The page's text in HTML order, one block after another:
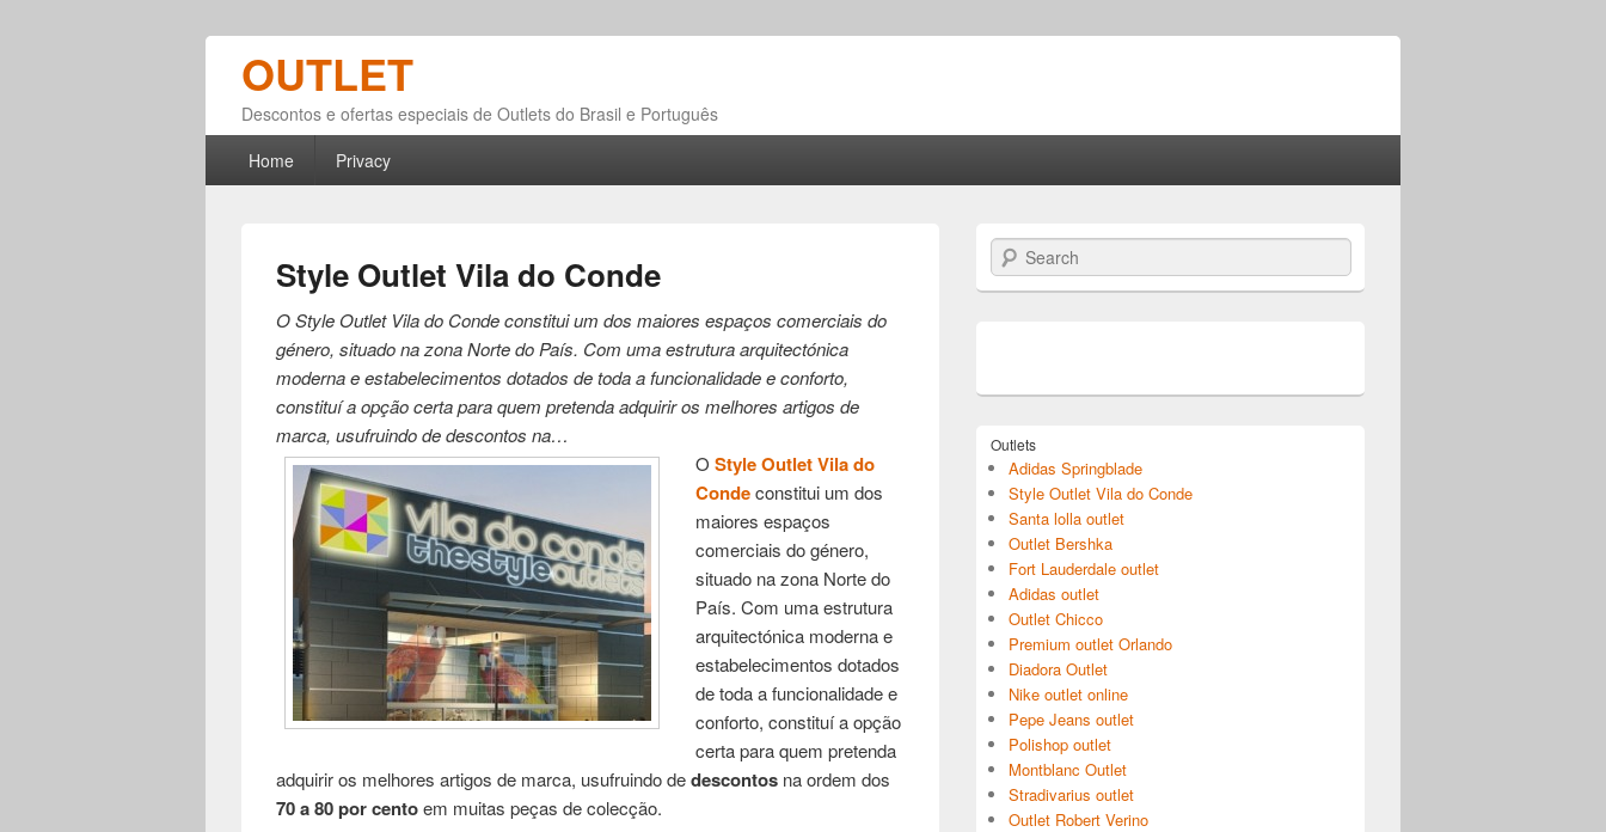
OUTLET
Descontos e ofertas especiais de Outlets do Brasil e Português
Primary menu
Skip to primary content
Skip to secondary content
Home Privacy
Style Outlet Vila do Conde
O Style Outlet Vila do Conde constitui um dos maiores espaços comerciais do
género, situado na zona Norte do País. Com uma estrutura arquitectónica
moderna e estabelecimentos dotados de toda a funcionalidade e conforto,
constituí a opção certa para quem pretenda adquirir os melhores artigos de
marca, usufruindo de descontos na…
O Style Outlet Vila do
Condeconstitui um dos
maiores espaços
comerciais do género,
situado na zona Norte do
País. Com uma estrutura
arquitectónica moderna e
estabelecimentos dotados
de toda a funcionalidade e
conforto, constituí a opção
certa para quem pretenda
adquirir os melhores artigos de marca, usufruindo dedescontos na ordem dos
70 a 80 por centoem muitas peças de colecção.
Search
Outlets
Adidas Springblade
Style Outlet Vila do Conde
Santa lolla outlet
Outlet Bershka
Fort Lauderdale outlet
Adidas outlet
Outlet Chicco
Premium outlet Orlando
Diadora Outlet
Nike outlet online
Pepe Jeans outlet
Polishop outlet
Montblanc Outlet
Stradivarius outlet
Outlet Robert Verino